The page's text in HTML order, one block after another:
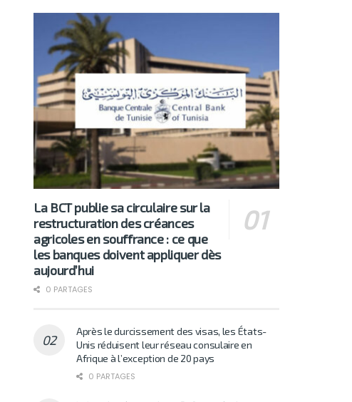
La BCT publie sa circulaire sur la
restructuration des créances
agricoles en souffrance : ce que
les banques doivent appliquer dès
aujourd’hui
0 PARTAGES
Après le durcissement des visas, les États-
Unis réduisent leur réseau consulaire en
Afrique à l’exception de 20 pays
0 PARTAGES